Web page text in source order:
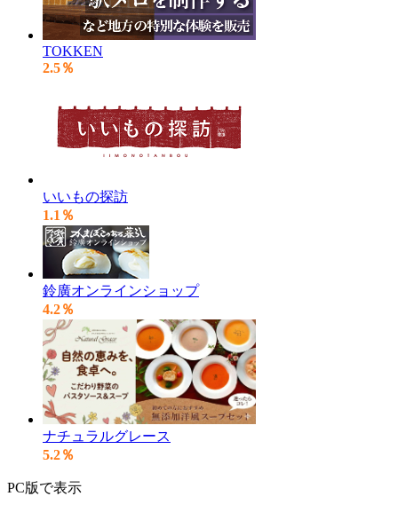
TOKKEN
2.5％
いいもの探訪
1.1％
鈴廣オンラインショップ
4.2％
ナチュラルグレース
5.2％
PC版で表示